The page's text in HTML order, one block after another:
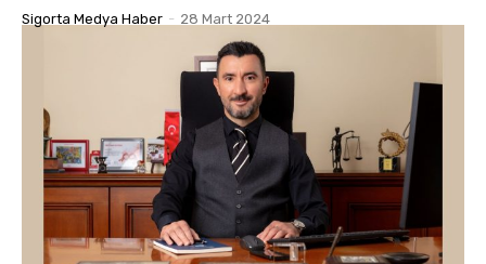
Sigorta Medya Haber - 28 Mart 2024